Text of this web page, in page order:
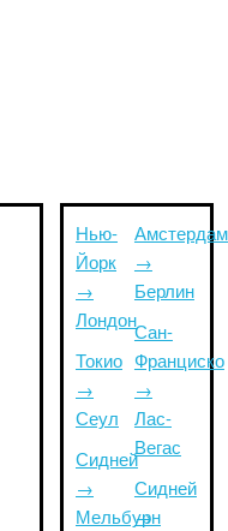
Нью-
Йорк
→
Лондон
Токио
→
Сеул
Сидней
→
Мельбурн
Амстердам
→
Берлин
Сан-
Франциско
→
Лас-
Вегас
Сидней
→